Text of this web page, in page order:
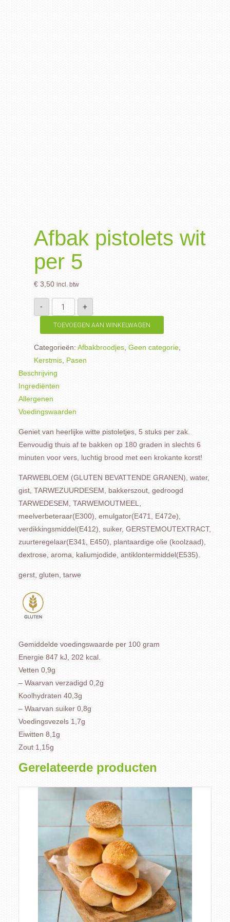
Afbak pistolets wit
per 5
€3,50 incl. btw
-
Afbak
pistolets
wit
per
5
+
TOEVOEGEN AAN WINKELWAGEN
Categorieën: Afbakbroodjes, Geen categorie,
Kerstmis, Pasen
Beschrijving
Ingrediënten
Allergenen
Voedingswaarden
Geniet van heerlijke witte pistoletjes, 5 stuks per zak.
Eenvoudig thuis af te bakken op 180 graden in slechts 6
minuten voor vers, luchtig brood met een krokante korst!
TARWEBLOEM (GLUTEN BEVATTENDE GRANEN), water,
gist, TARWEZUURDESEM, bakkerszout, gedroogd
TARWEDESEM, TARWEMOUTMEEL,
meelverbeteraar(E300), emulgator(E471, E472e),
verdikkingsmiddel(E412), suiker, GERSTEMOUTEXTRACT,
zuurteregelaar(E341, E450), plantaardige olie (koolzaad),
dextrose, aroma, kaliumjodide, antiklontermiddel(E535).
gerst, gluten, tarwe
Gemiddelde voedingswaarde per 100 gram
Energie 847 kJ, 202 kcal.
Vetten 0,9g
– Waarvan verzadigd 0,2g
Koolhydraten 40,3g
– Waarvan suiker 0,8g
Voedingsvezels 1,7g
Eiwitten 8,1g
Zout 1,15g
Gerelateerde producten